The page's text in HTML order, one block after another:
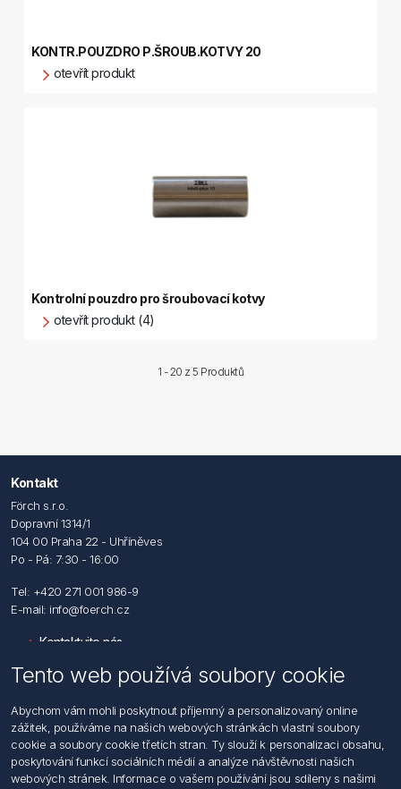
KONTR.POUZDRO P.ŠROUB.KOTVY 20
otevřít produkt
Kontrolní pouzdro pro šroubovací kotvy
otevřít produkt (4)
1 - 20 z5 Produktů
Kontakt
Förch s.r.o.
Dopravní 1314/1
104 00 Praha 22 - Uhříněves
Po - Pá: 7:30 - 16:00
Tel: +420 271 001 986-9
E-mail: info@foerch.cz
Kontaktujte nás
Hledat
Dodržování předpisů
Zásady zpracování osobních údajů fyzických osob
Podmínky zasílání elektronických dokumentu
Tento web používá soubory cookie
Abychom vám mohli poskytnout příjemný a personalizovaný online
zážitek, používáme na našich webových stránkách vlastní soubory
cookie a soubory cookie třetích stran. Ty slouží k personalizaci obsahu,
poskytování funkcí sociálních médií a analýze návštěvnosti našich
webových stránek. Informace o vašem používání jsou sdíleny s našimi